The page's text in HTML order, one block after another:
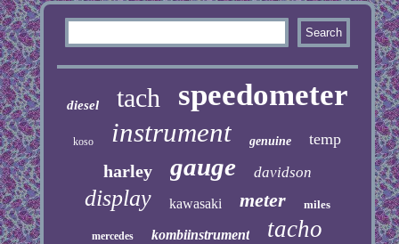
diesel tach speedometer
koso instrument genuine temp
harley gauge davidson
display kawasaki meter miles
mercedes kombiinstrument tacho